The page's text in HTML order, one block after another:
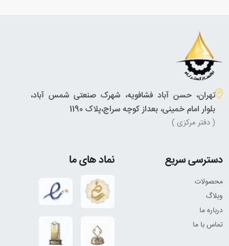
تهران، حسن آباد فشافویه، شهرک صنعتی شمس آباد،
بلوار امام خمینی، بعداز کوچه سراج،پلاک 1190
( دفتر مرکزی )
دسترسی سریع
محصولات
وبلاگ
درباره ما
تماس با ما
نماد های ما